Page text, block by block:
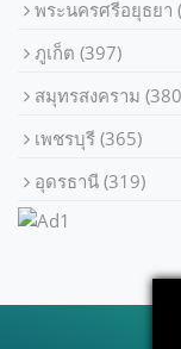
พระนครศรีอยุธยา
ภูเก็ต
(397)
สมุทรสงคราม
เพชรบุรี
(365)
อุดรธานี
(319)